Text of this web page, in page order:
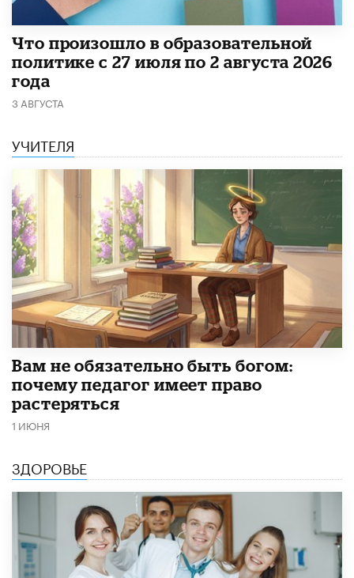
​Что произошло в образовательной
политике с 27 июля по 2 августа 2026
года
3 АВГУСТА
УЧИТЕЛЯ
​Вам не обязательно быть богом:
почему педагог имеет право
растеряться
1 ИЮНЯ
ЗДОРОВЬЕ